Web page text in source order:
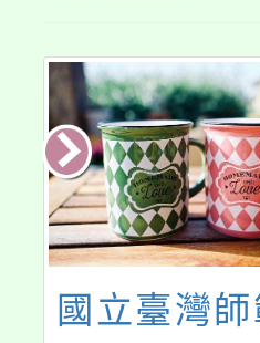
國立臺灣